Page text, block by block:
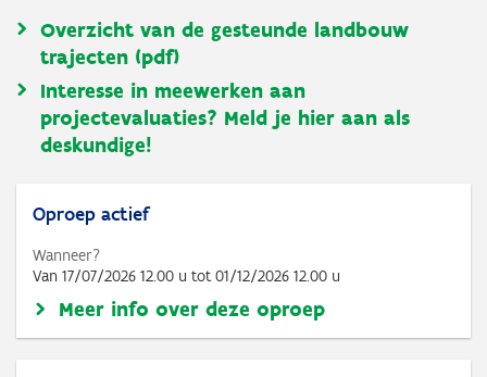
Overzicht van de gesteunde landbouw
trajecten (pdf)
Interesse in meewerken aan
projectevaluaties? Meld je hier aan als
deskundige!
Oproep actief
Wanneer?
Van 17/07/2026 12.00 u tot01/12/2026 12.00 u
Meer info over deze oproep